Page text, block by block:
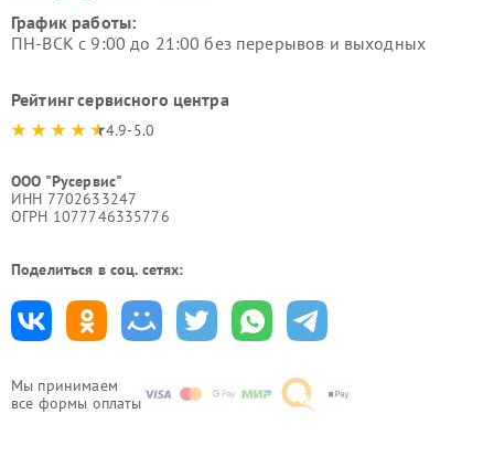
Мы принимаем
все формы оплаты
График работы:
ПН-ВСК с 9:00 до 21:00 без перерывов и выходных
Рейтинг сервисного центра
4.9-5.0
ООО "Русервис"
ИНН 7702633247
ОГРН 1077746335776
Поделиться в соц. сетях: